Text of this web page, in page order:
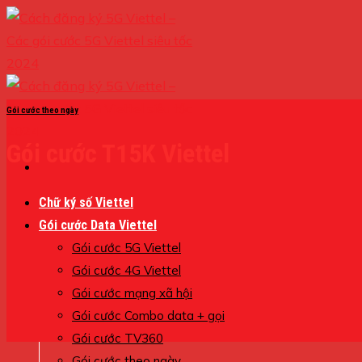
Skip
to
content
Chữ ký số Viettel
Gói cước Data Viettel
Gói cước 5G Viettel
Gói cước 4G Viettel
Gói cước mạng xã hội
Gói cước Combo data + gọi
Gói cước TV360
Gói cước theo ngày